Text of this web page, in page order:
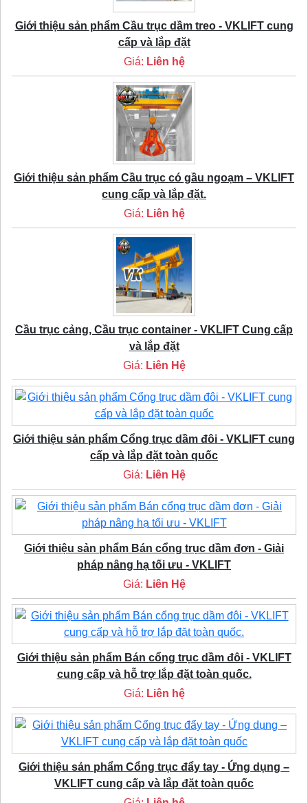
Giới thiệu sản phẩm Cầu trục dầm treo - VKLIFT cung
cấp và lắp đặt
Giá: Liên hệ
Giới thiệu sản phẩm Cầu trục có gầu ngoạm – VKLIFT
cung cấp và lắp đặt.
Giá: Liên hệ
Cầu trục cảng, Cầu trục container - VKLIFT Cung cấp
và lắp đặt
Giá: Liên Hệ
Giới thiệu sản phẩm Cổng trục dầm đôi - VKLIFT cung
cấp và lắp đặt toàn quốc
Giá: Liên Hệ
Giới thiệu sản phẩm Bán cổng trục dầm đơn - Giải
pháp nâng hạ tối ưu - VKLIFT
Giá: Liên Hệ
Giới thiệu sản phẩm Bán cổng trục dầm đôi - VKLIFT
cung cấp và hỗ trợ lắp đặt toàn quốc.
Giá: Liên hệ
Giới thiệu sản phẩm Cổng trục đẩy tay - Ứng dụng –
VKLIFT cung cấp và lắp đặt toàn quốc